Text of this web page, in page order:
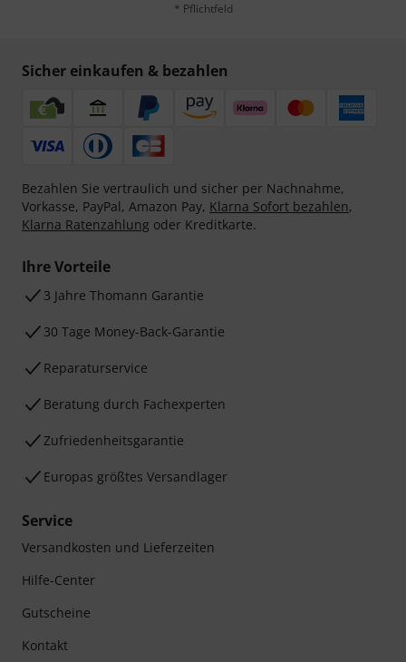
* Pflichtfeld
Sicher einkaufen & bezahlen
Bezahlen Sie vertraulich und sicher per Nachnahme,
Vorkasse, PayPal, Amazon Pay, Klarna Sofort bezahlen,
Klarna Ratenzahlung oder Kreditkarte.
Ihre Vorteile
3 Jahre Thomann Garantie
30 Tage Money-Back-Garantie
Reparaturservice
Beratung durch Fachexperten
Zufriedenheitsgarantie
Europas größtes Versandlager
Service
Versandkosten und Lieferzeiten
Hilfe-Center
Gutscheine
Kontakt